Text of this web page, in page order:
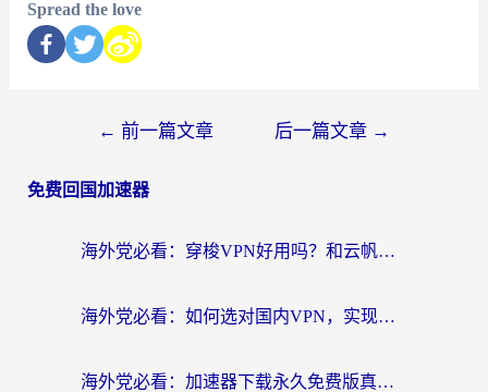
Spread the love
← 前一篇文章 后一篇文章 →
免费回国加速器
海外党必看：穿梭VPN好用吗？和云帆VPN对比哪个回国效果更好？附真实测评+避坑指南
海外党必看：如何选对国内VPN，实现无缝访问国内资源？
海外党必看：加速器下载永久免费版真的存在吗？教你无缝访问国内资源的正确姿势